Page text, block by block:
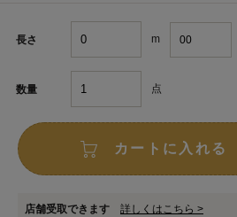
長さ m
数量 点
カートに入れる
店舗受取できます 詳しくはこちら >